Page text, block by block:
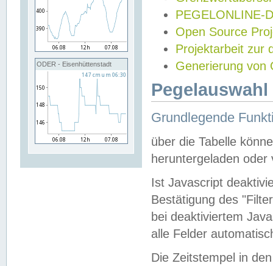
ODER - Eisenhüttenstadt
PEGELONLINE-
Open Source
Projektarbeit zur
Generierung von
Grundlegende
über die Tabelle
heruntergeladen oder
Ist Javascript
Bestätigung des
bei deaktiviertem
alle Felder
Die Zeitstempel in